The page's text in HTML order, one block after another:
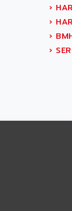
›
›
›
›